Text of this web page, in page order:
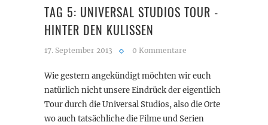
TAG 5: UNIVERSAL STUDIOS TOUR -
HINTER DEN KULISSEN
17. September 2013 0 Kommentare
Wie gestern angekündigt möchten wir euch
natürlich nicht unsere Eindrück der eigentlich
Tour durch die Universal Studios, also die Orte
wo auch tatsächliche die Filme und Serien